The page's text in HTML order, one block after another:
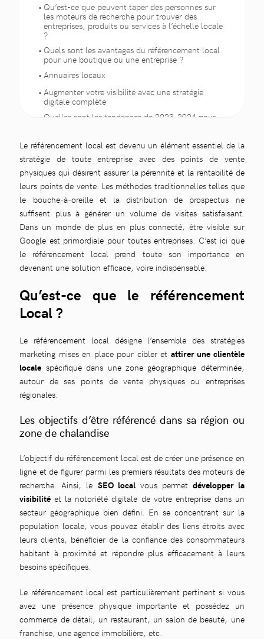
Le référencement local est devenu un élément essentiel de la
stratégie de toute entreprise avec des points de vente
physiques qui désirent assurer la pérennité et la rentabilité de
leurs points de vente. Les méthodes traditionnelles telles que
le bouche-à-oreille et la distribution de prospectus ne
suffisent plus à générer un volume de visites satisfaisant.
Dans un monde de plus en plus connecté, être visible sur
Google est primordiale pour toutes entreprises. C’est ici que
le référencement local prend toute son importance en
devenant une solution efficace, voire indispensable.
Qu’est-ce que le référencement
Local ?
Le référencement local désigne l’ensemble des stratégies
marketing mises en place pour cibler et attirer une clientèle
locale spécifique dans une zone géographique déterminée,
autour de ses points de vente physiques ou entreprises
régionales.
Les objectifs d’être référencé dans sa région ou
zone de chalandise
L’objectif du référencement local est de créer une présence en
ligne et de figurer parmi les premiers résultats des moteurs de
recherche. Ainsi, le SEO localvous permet développer la
visibilité et la notoriété digitale de votre entreprise dans un
secteur géographique bien défini. En se concentrant sur la
population locale, vous pouvez établir des liens étroits avec
leurs clients, bénéficier de la confiance des consommateurs
habitant à proximité et répondre plus efficacement à leurs
besoins spécifiques.
Le référencement local est particulièrement pertinent si vous
avez une présence physique importante et possédez un
commerce de détail, un restaurant, un salon de beauté, une
franchise, une agence immobilière, etc.
Qu’est-ce que peuvent taper des personnes sur
les moteurs de recherche pour trouver des
entreprises, produits ou services à l’échelle locale
?
Quels sont les avantages du référencement local
pour une boutique ou une entreprise ?
Annuaires locaux
Augmenter votre visibilité avec une stratégie
digitale complète
Quelles sont les tendances de 2023-2024 pour
Quels sont les défis du référencement local ?
Faire appel à une agence webmarketing pour
booster votre trafic en point de vente ou
showroom